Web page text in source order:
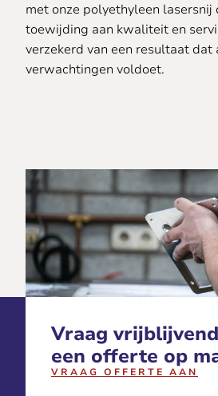
met onze polyethyleen lasersnij
toewijding aan kwaliteit en
verzekerd van een resultaat dat
verwachtingen voldoet.
Vraag vrijblijvend
een offerte op
VRAAG OFFERTE AAN